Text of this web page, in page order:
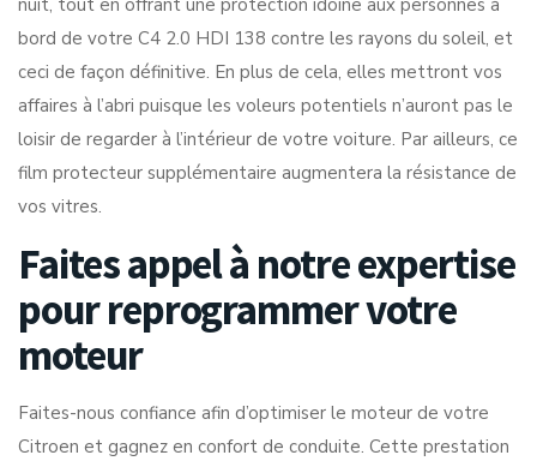
nuit, tout en offrant une protection idoine aux personnes à
bord de votre C4 2.0 HDI 138 contre les rayons du soleil, et
ceci de façon définitive. En plus de cela, elles mettront vos
affaires à l’abri puisque les voleurs potentiels n’auront pas le
loisir de regarder à l’intérieur de votre voiture. Par ailleurs, ce
film protecteur supplémentaire augmentera la résistance de
vos vitres.
Faites appel à notre expertise
pour reprogrammer votre
moteur
Faites-nous confiance afin d’optimiser le moteur de votre
Citroen et gagnez en confort de conduite. Cette prestation